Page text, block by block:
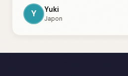
Y Yuki
Japon